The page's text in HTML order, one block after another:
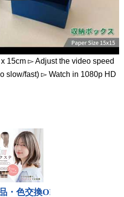
15cm ▻ Adjust the video speed
slow/fast) ▻ Watch in 1080p HD